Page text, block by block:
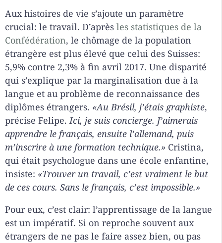
Aux histoires de vie s’ajoute un paramètre
crucial: le travail. D’après les statistiques de la
Confédération, le chômage de la population
étrangère est plus élevé que celui des Suisses:
5,9% contre 2,3% à fin avril 2017. Une disparité
qui s’explique par la marginalisation due à la
langue et au problème de reconnaissance des
diplômes étrangers. «Au Brésil, j’étais graphiste,
précise Felipe.Ici, je suis concierge. J’aimerais
apprendre le français, ensuite l’allemand, puis
m’inscrire à une formation technique.» Cristina,
qui était psychologue dans une école enfantine,
insiste: «Trouver un travail, c’est vraiment le but
de ces cours. Sans le français, c’est impossible.»
Pour eux, c’est clair: l’apprentissage de la langue
est un impératif. Si on reproche souvent aux
étrangers de ne pas le faire assez bien, ou pas